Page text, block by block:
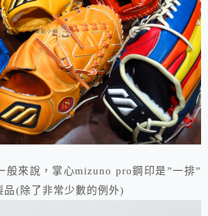
般來說，掌心mizuno pro鋼印是”一排”
品(除了非常少數的例外)